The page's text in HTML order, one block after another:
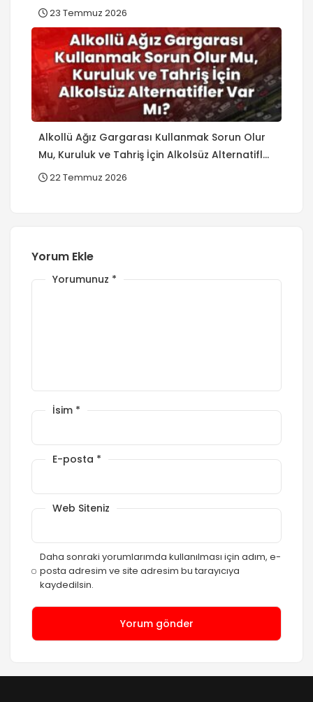
Pratik Yöntemler?
23 Temmuz 2026
Alkollü Ağız Gargarası Kullanmak Sorun Olur
Mu, Kuruluk ve Tahriş İçin Alkolsüz Alternatifler
Var Mı?
22 Temmuz 2026
Yorum Ekle
Yorumunuz *
İsim *
E-posta *
Web Siteniz
Daha sonraki yorumlarımda kullanılması için adım, e-
posta adresim ve site adresim bu tarayıcıya
kaydedilsin.